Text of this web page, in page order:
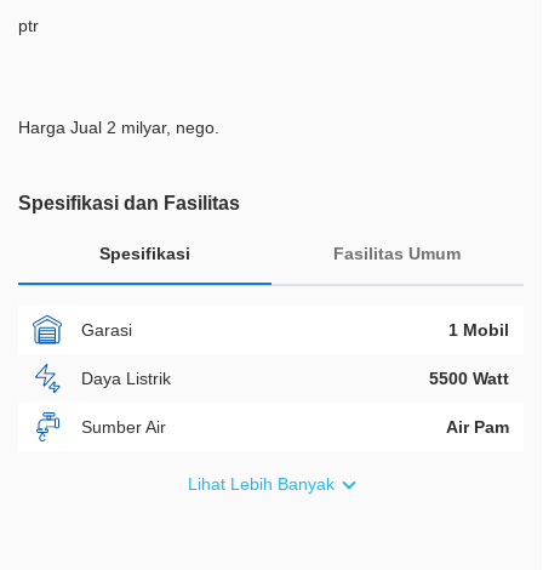
ptr
Harga Jual 2 milyar, nego.
Spesifikasi dan Fasilitas
Spesifikasi Fasilitas Umum
Garasi 1 Mobil
Daya Listrik 5500 Watt
Sumber Air Air Pam
Lihat Lebih Banyak